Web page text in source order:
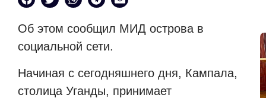
Об этом сообщил МИД острова в
социальной сети.
Начиная с сегодняшнего дня, Кампала,
столица Уганды, принимает